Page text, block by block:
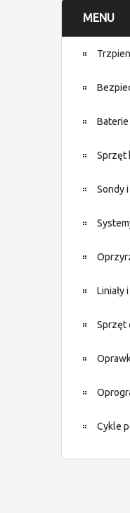
MENU
Baterie
Sprzęt
Sondy
Liniały
Sprzęt
Cykle